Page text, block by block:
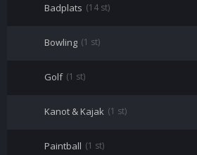
Badplats (14 st)
Bowling (1 st)
Golf (1 st)
Kanot & Kajak (1 st)
Paintball (1 st)